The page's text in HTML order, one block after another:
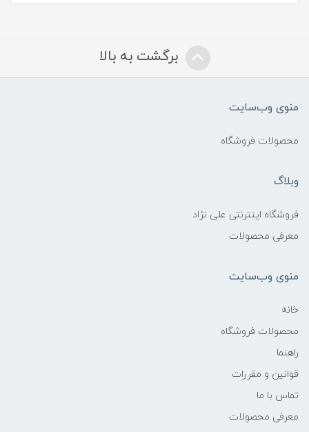
برگشت به بالا
منوی وب‌سایت
محصولات فروشگاه
وبلاگ
فروشگاه اینترنتی علی نژاد
معرفی محصولات
منوی وب‌سایت
خانه
محصولات فروشگاه
راهنما
قوانین و مقررات
تماس با ما
معرفی محصولات